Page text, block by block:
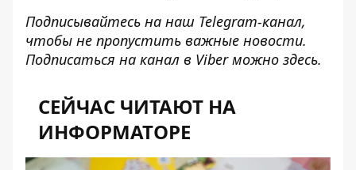
Подписывайтесь на наш Telegram-канал,
чтобы не пропустить важные новости.
Подписаться на канал в Viber можно здесь.
СЕЙЧАС ЧИТАЮТ НА
ИНФОРМАТОРЕ